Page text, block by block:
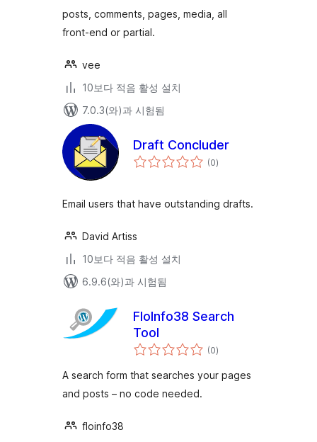
posts, comments, pages, media, all
front-end or partial.
vee
10보다 적음 활성 설치
7.0.3(와)과 시험됨
Draft Concluder
(0전
체)
Email users that have outstanding drafts.
David Artiss
10보다 적음 활성 설치
6.9.6(와)과 시험됨
FloInfo38 Search
Tool
(0전
체
점
)
A search form that searches your pages
and posts – no code needed.
floinfo38